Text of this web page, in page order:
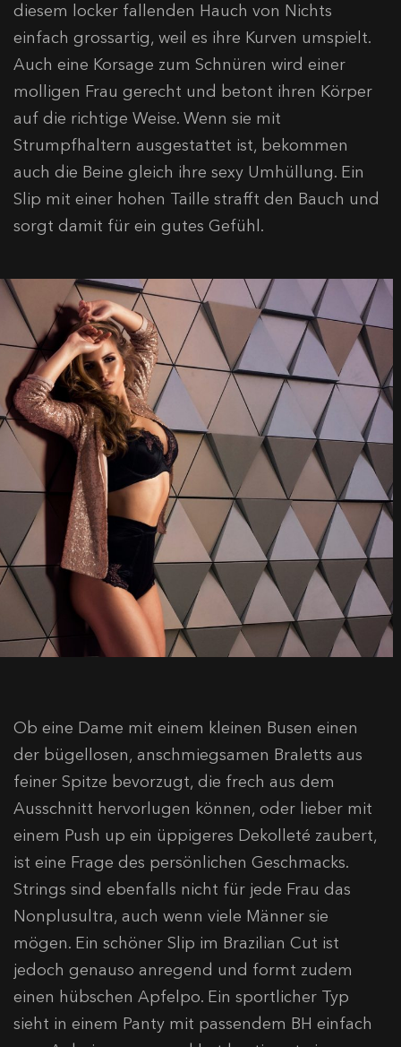
diesem locker fallenden Hauch von Nichts
einfach grossartig, weil es ihre Kurven umspielt.
Auch eine Korsage zum Schnüren wird einer
molligen Frau gerecht und betont ihren Körper
auf die richtige Weise. Wenn sie mit
Strumpfhaltern ausgestattet ist, bekommen
auch die Beine gleich ihre sexy Umhüllung. Ein
Slip mit einer hohen Taille strafft den Bauch und
sorgt damit für ein gutes Gefühl.
Ob eine Dame mit einem kleinen Busen einen
der bügellosen, anschmiegsamen Braletts aus
feiner Spitze bevorzugt, die frech aus dem
Ausschnitt hervorlugen können, oder lieber mit
einem Push up ein üppigeres Dekolleté zaubert,
ist eine Frage des persönlichen Geschmacks.
Strings sind ebenfalls nicht für jede Frau das
Nonplusultra, auch wenn viele Männer sie
mögen. Ein schöner Slip im Brazilian Cut ist
jedoch genauso anregend und formt zudem
einen hübschen Apfelpo. Ein sportlicher Typ
sieht in einem Panty mit passendem BH einfach